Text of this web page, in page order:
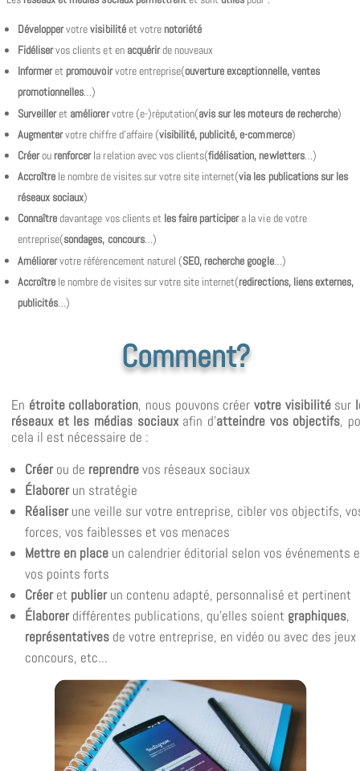
Développervotrevisibilitéet votrenotoriété
Fidéliservos clients et en acquérirde nouveaux
Informeret promouvoirvotre entreprise(ouverture exceptionnelle, ventes
promotionnelles…)
Surveilleret améliorervotre (e-)réputation(avis sur les moteurs de recherche)
Augmentervotre chiffre d’affaire (visibilité, publicité, e-commerce)
Créerourenforcerla relation avec vos clients(fidélisation, newletters…)
Accroître le nombre de visites sur votre site internet(via les publications sur les
réseaux sociaux)
Connaîtredavantage vos clients et les faire participer a la vie de votre
entreprise(sondages, concours…)
Améliorervotre référencement naturel (SEO, recherche google…)
Accroître le nombre de visites sur votre site internet(redirections, liens externes,
publicités…)
Comment?
En étroite collaboration, nous pouvons créervotre visibilité sur
réseaux et les médias sociauxafin d'atteindre vos objectifs,
cela il est nécessaire de :
Créer ou de reprendrevos réseaux sociaux
Élaborerun stratégie
Réaliserune veille sur votre entreprise, cibler vos objectifs,
forces, vos faiblesses et vos menaces
Mettre en place un calendrier éditorial selon vos événements
vos points forts
Créeret publierun contenu adapté, personnalisé et pertinent
Élaborerdifférentes publications, qu'elles soient graphiques,
représentatives de votre entreprise, en vidéo ou avec des jeux
concours, etc...